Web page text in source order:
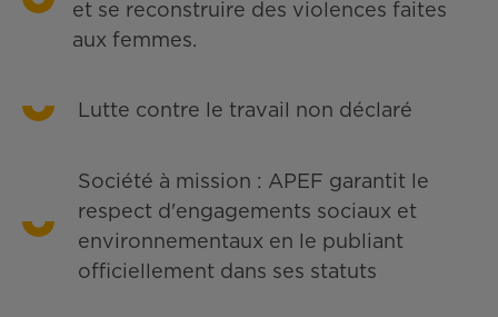
et se reconstruire des violences faites
aux femmes.
Lutte contre le travail non déclaré
Société à mission : APEF garantit le
respect d'engagements sociaux et
environnementaux en le publiant
officiellement dans ses statuts